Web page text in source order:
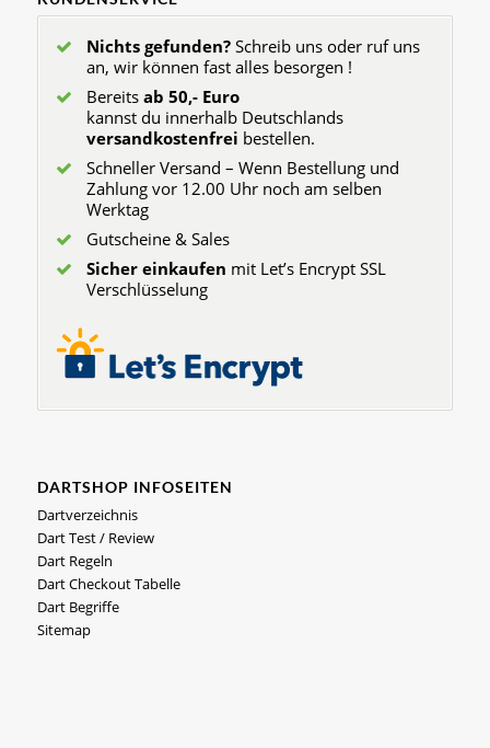
Nichts gefunden?Schreib uns oder ruf uns
an, wir können fast alles besorgen !
Bereits ab 50,- Euro
kannst du innerhalb Deutschlands
versandkostenfrei bestellen.
Schneller Versand – Wenn Bestellung und
Zahlung vor 12.00 Uhr noch am selben
Werktag
Gutscheine & Sales
Sicher einkaufen mit Let’s Encrypt SSL
Verschlüsselung
DARTSHOP INFOSEITEN
Dartverzeichnis
Dart Test / Review
Dart Regeln
Dart Checkout Tabelle
Dart Begriffe
Sitemap